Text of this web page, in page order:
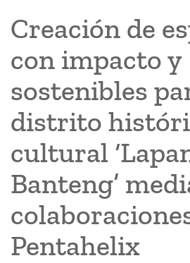
Creación de
con impacto y
sostenibles
distrito
cultural
Banteng’
Pentahelix